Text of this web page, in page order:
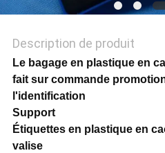
DE
CONFIDENTIALITÉ
Description de produit
Le bagage en plastique en
fait sur commande
l'identification
Support
Étiquettes en plastique en
valise